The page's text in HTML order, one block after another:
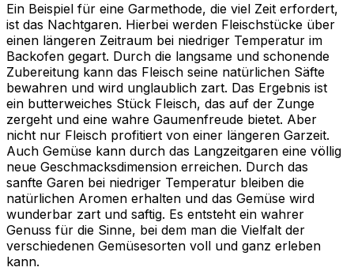
Ein Beispiel für eine Garmethode, die viel Zeit erfordert,
ist das Nachtgaren. Hierbei werden Fleischstücke über
einen längeren Zeitraum bei niedriger Temperatur im
Backofen gegart. Durch die langsame und schonende
Zubereitung kann das Fleisch seine natürlichen Säfte
bewahren und wird unglaublich zart. Das Ergebnis ist
ein butterweiches Stück Fleisch, das auf der Zunge
zergeht und eine wahre Gaumenfreude bietet. Aber
nicht nur Fleisch profitiert von einer längeren Garzeit.
Auch Gemüse kann durch das Langzeitgaren eine völlig
neue Geschmacksdimension erreichen. Durch das
sanfte Garen bei niedriger Temperatur bleiben die
natürlichen Aromen erhalten und das Gemüse wird
wunderbar zart und saftig. Es entsteht ein wahrer
Genuss für die Sinne, bei dem man die Vielfalt der
verschiedenen Gemüsesorten voll und ganz erleben
kann.